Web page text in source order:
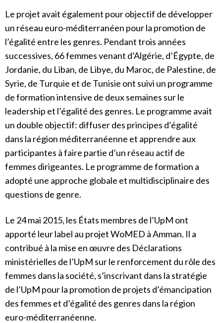
Le projet avait également pour objectif de développer
un réseau euro-méditerranéen pour la promotion de
l’égalité entre les genres. Pendant trois années
successives, 66 femmes venant d’Algérie, d’Égypte, de
Jordanie, du Liban, de Libye, du Maroc, de Palestine, de
Syrie, de Turquie et de Tunisie ont suivi un programme
de formation intensive de deux semaines sur le
leadership et l’égalité des genres. Le programme avait
un double objectif: diffuser des principes d’égalité
dans la région méditerranéenne et apprendre aux
participantes à faire partie d’un réseau actif de
femmes dirigeantes. Le programme de formation a
adopté une approche globale et multidisciplinaire des
questions de genre.
Le 24 mai 2015, les États membres de l’UpM ont
apporté leur label au projet WoMED à Amman. Il a
contribué à la mise en œuvre des Déclarations
ministérielles de l’UpM sur le renforcement du rôle des
femmes dans la société, s’inscrivant dans la stratégie
de l’UpM pour la promotion de projets d’émancipation
des femmes et d’égalité des genres dans la région
euro-méditerranéenne.